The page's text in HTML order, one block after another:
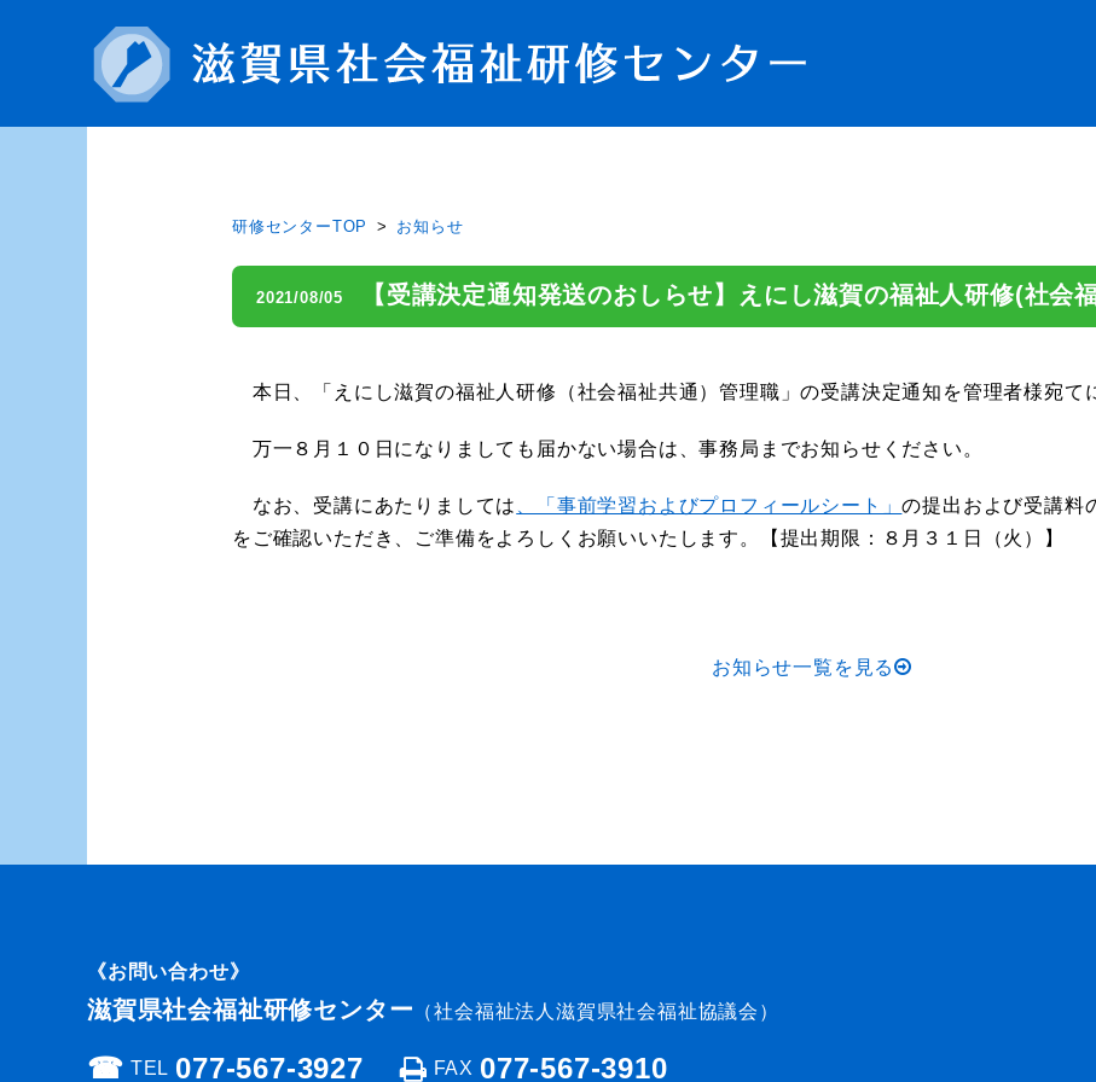
研修センターTOP お知らせ
2021/08/05 【受講決定通知発送のおしらせ】えにし滋賀の福祉人研修(社会
本日、「えにし滋賀の福祉人研修（社会福祉共通）管理職」の受講決定通知を管理者様宛て
万一８月１０日になりましても届かない場合は、事務局までお知らせください。
なお、受講にあたりましては 、「事前学習およびプロフィールシート」の提出および受講料
をご確認いただき、ご準備をよろしくお願いいたします。【提出期限：８月３１日（火）】
お知らせ一覧を見る
《お問い合わせ》
滋賀県社会福祉研修センター （社会福祉法人滋賀県社会福祉協議会）
☎︎ TEL 077-567-3927 FAX 077-567-3910